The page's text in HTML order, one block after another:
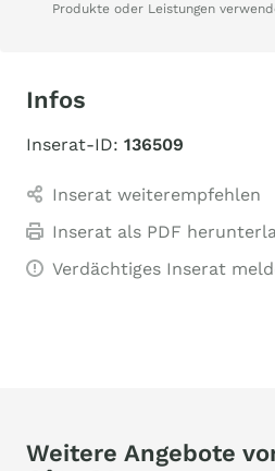
Produkte oder Leistungen
Infos
Inserat-ID: 136509
Inserat weiterempfehlen
Inserat als PDF
Verdächtiges Inserat
Weitere Angebote